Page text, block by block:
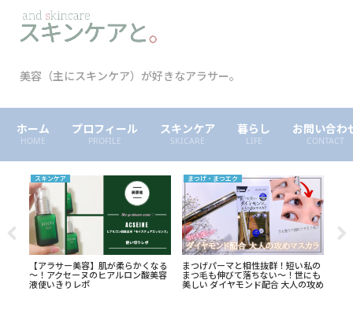
美容（主にスキンケア）が好きなアラサー。
ホーム
HOME
プロフィール
PROFILE
スキンケア
SKICARE
暮らし
LIFE
お問い合わ
CONTACT
スキンケア
【アラサー美容】肌が柔らかくなる
～！アクセーヌのヒアルロン酸美容
液使いきりレポ
まつげ・まつエク
まつげパーマと相性抜群！短い私の
まつ毛も伸びて落ちない～！世にも
美しい ダイヤモンド配合 大人の攻め